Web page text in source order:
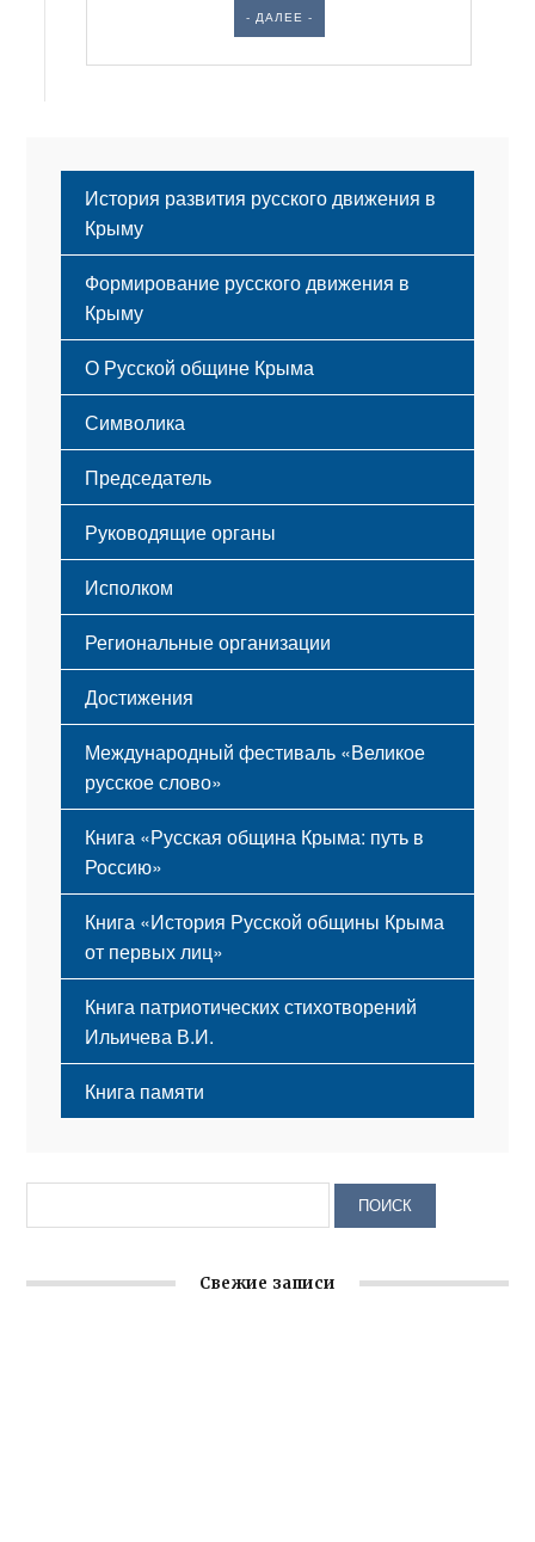
- ДАЛЕЕ -
История развития русского движения в
Крыму
Формирование русского движения в
Крыму
Русский Крым
О Русской общине Крыма
Этапы становления
Принципы деятельности
Структура
Мероприятия
Символика
Флаг
Герб
Гимн
Председатель
Руководящие органы
Исполком
Региональные организации
Достижения
Международный фестиваль «Великое
русское слово»
Книга «Русская община Крыма: путь в
Россию»
Книга «История Русской общины Крыма
от первых лиц»
Книга патриотических стихотворений
Ильичева В.И.
Книга памяти
Свежие записи